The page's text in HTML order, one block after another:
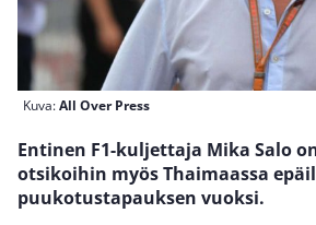
Kuva:All Over Press
Entinen F1-kuljettaja Mika Salo
otsikoihin myös Thaimaassa
puukotustapauksen vuoksi.